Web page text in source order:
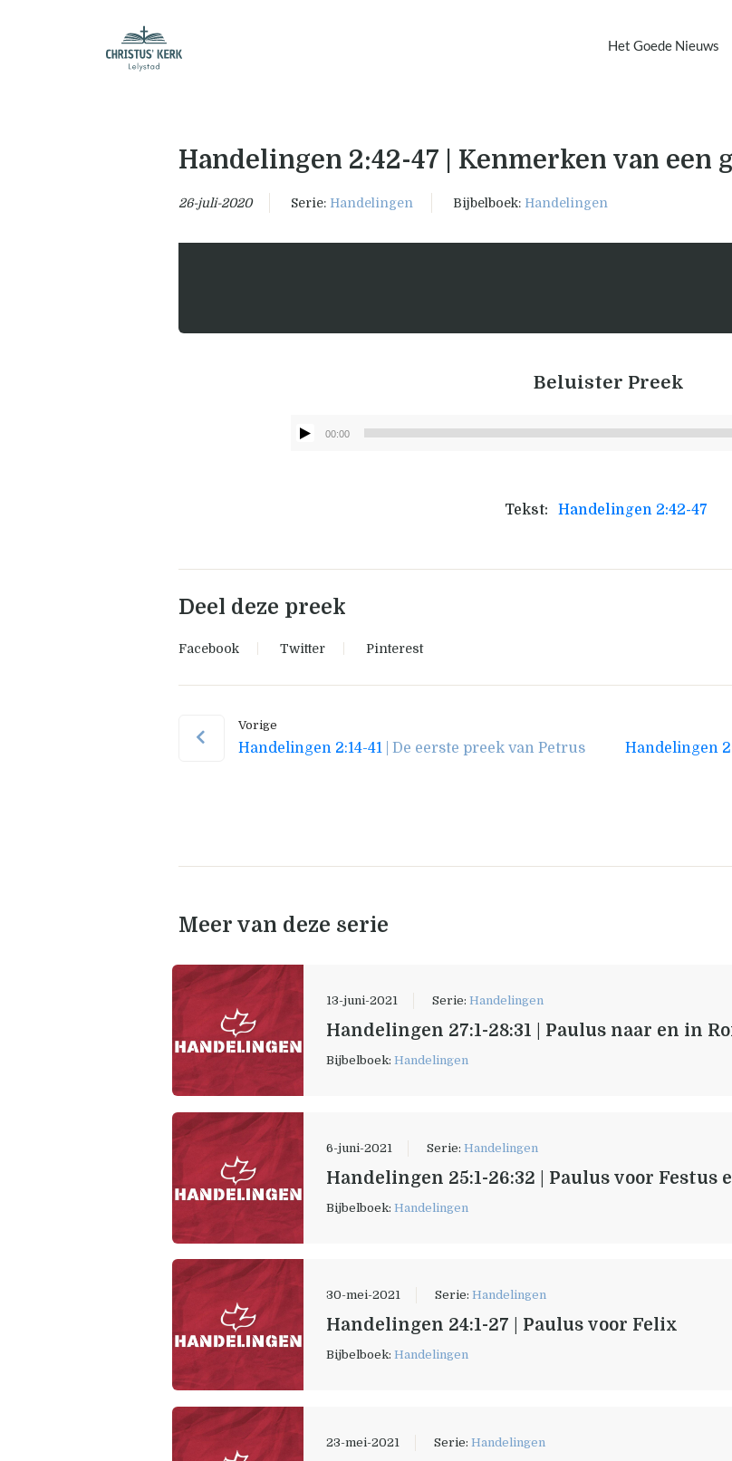
Het Goede Nieuws
Handelingen 2:42-47 | Kenmerken van een
26-juli-2020 Serie: Handelingen Bijbelboek: Handelingen
Beluister Preek
00:00
Tekst: Handelingen 2:42-47
Deel deze preek
Facebook Twitter Pinterest
Vorige
Handelingen 2:14-41 | De eerste preek van Petrus Handelingen
Meer van deze serie
13-juni-2021 Serie:Handelingen
Handelingen 27:1-28:31 | Paulus naar en in
Bijbelboek:Handelingen
6-juni-2021 Serie:Handelingen
Handelingen 25:1-26:32 | Paulus voor Festus
Bijbelboek:Handelingen
30-mei-2021 Serie:Handelingen
Handelingen 24:1-27 | Paulus voor Felix
Bijbelboek:Handelingen
23-mei-2021 Serie:Handelingen